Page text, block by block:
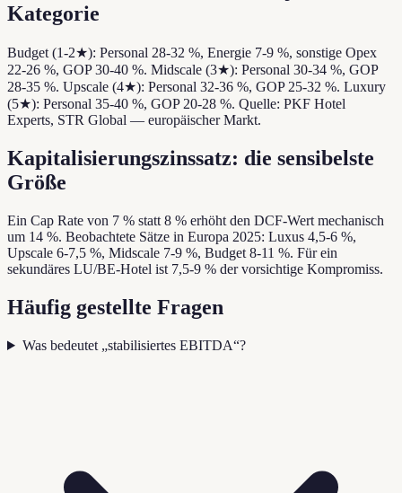
Kategorie
Budget (1-2★): Personal 28-32 %, Energie 7-9 %, sonstige Opex
22-26 %, GOP 30-40 %. Midscale (3★): Personal 30-34 %, GOP
28-35 %. Upscale (4★): Personal 32-36 %, GOP 25-32 %. Luxury
(5★): Personal 35-40 %, GOP 20-28 %. Quelle: PKF Hotel
Experts, STR Global — europäischer Markt.
Kapitalisierungszinssatz: die sensibelste
Größe
Ein Cap Rate von 7 % statt 8 % erhöht den DCF-Wert mechanisch
um 14 %. Beobachtete Sätze in Europa 2025: Luxus 4,5-6 %,
Upscale 6-7,5 %, Midscale 7-9 %, Budget 8-11 %. Für ein
sekundäres LU/BE-Hotel ist 7,5-9 % der vorsichtige Kompromiss.
Häufig gestellte Fragen
Was bedeutet „stabilisiertes EBITDA“?